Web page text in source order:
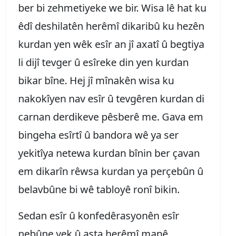
ber bi zehmetiyeke we bir. Wisa lê hat ku
êdî deshilatên herêmî dikaribû ku hezên
kurdan yen wêk esîr an jî axatî û begtiya
li dijî tevger û esîreke din yen kurdan
bikar bîne. Hej jî mînakên wisa ku
nakokîyen nav esîr û tevgêren kurdan di
carnan derdikeve pêsberê me. Gava em
bingeha esîrtî û bandora wê ya ser
yekitîya netewa kurdan bînin ber çavan
em dikarîn rêwsa kurdan ya perçebûn û
belavbûne bi wê tabloyê ronî bikin.
Sedan esîr û konfedêrasyonên esîr